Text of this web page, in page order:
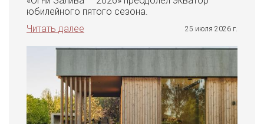
юбилейного пятого сезона.
Читать далее
25 июля 2026 г.